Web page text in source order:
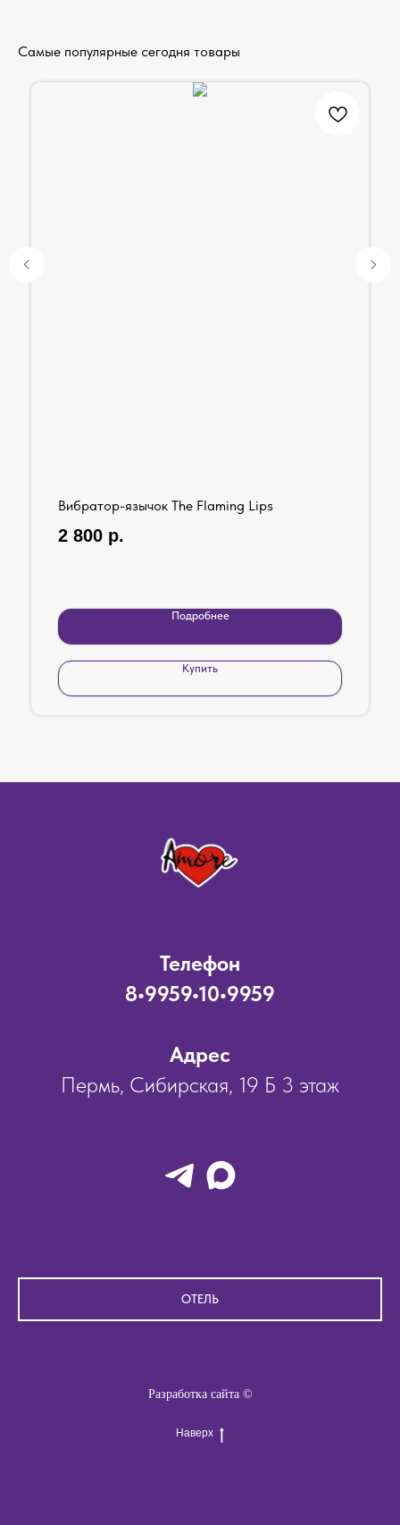
Самые популярные сегодня товары
Вибратор-язычок The Flaming Lips
2 800 р.
Подробнее
Купить
Телефон
8•9959•10•9959
Адрес
Пермь, Сибирская, 19 Б 3 этаж
ОТЕЛЬ
Разработка сайта ©
Наверх